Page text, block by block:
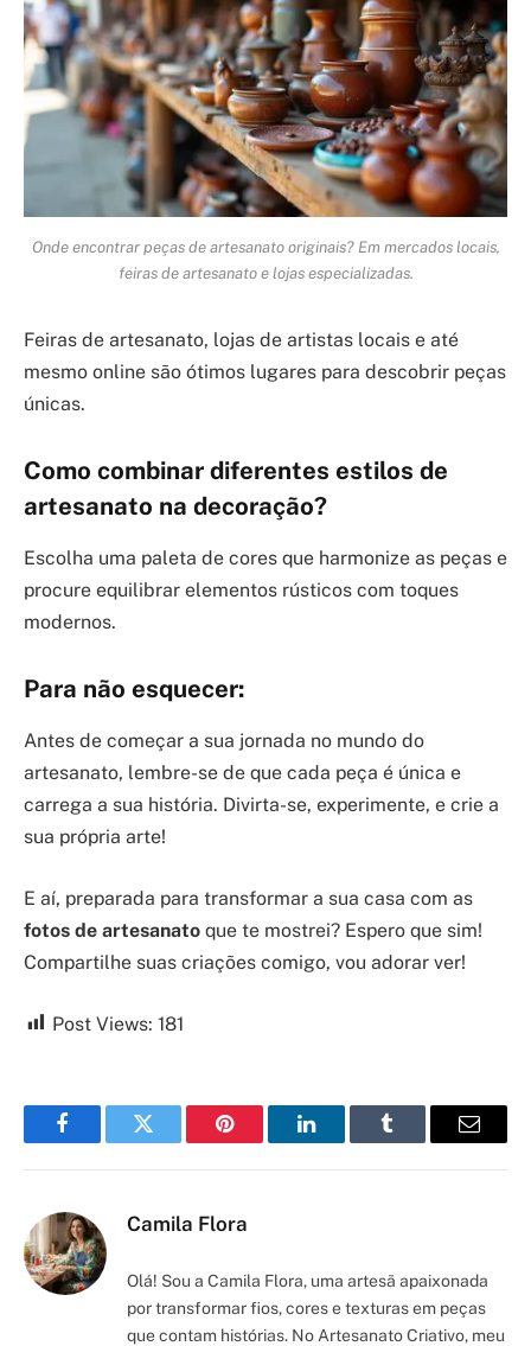
Onde encontrar peças de artesanato originais? Em mercados locais,
feiras de artesanato e lojas especializadas.
Feiras de artesanato, lojas de artistas locais e até
mesmo online são ótimos lugares para descobrir peças
únicas.
Como combinar diferentes estilos de
artesanato na decoração?
Escolha uma paleta de cores que harmonize as peças e
procure equilibrar elementos rústicos com toques
modernos.
Para não esquecer:
Antes de começar a sua jornada no mundo do
artesanato, lembre-se de que cada peça é única e
carrega a sua história. Divirta-se, experimente, e crie a
sua própria arte!
E aí, preparada para transformar a sua casa com as
fotos de artesanato que te mostrei? Espero que sim!
Compartilhe suas criações comigo, vou adorar ver!
Post Views: 181
FacebookTwitter Pinterest LinkedInTumblr Email
Camila Flora
Olá! Sou a Camila Flora, uma artesã apaixonada
por transformar fios, cores e texturas em peças
que contam histórias. No Artesanato Criativo, meu